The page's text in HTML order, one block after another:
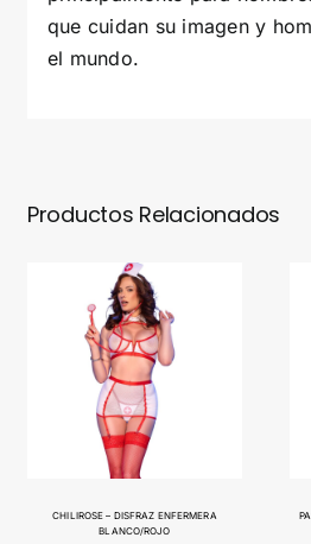
que cuidan su imagen y
el mundo.
Productos Relacionados
CHILIROSE – DISFRAZ ENFERMERA
BLANCO/ROJO